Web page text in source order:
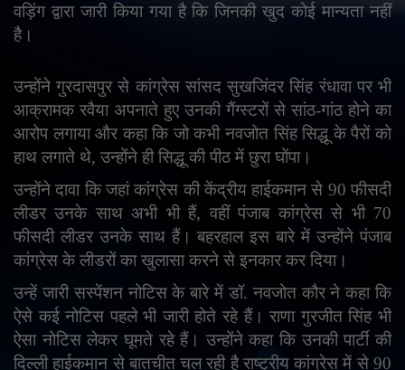
ई-पेपर
English Arabic
वड़िंग द्वारा जारी किया गया है कि जिनकी खुद कोई मान्यता नहीं
है।
उन्होंने गुरदासपुर से कांग्रेस सांसद सुखजिंदर सिंह रंधावा पर भी
आक्रामक रवैया अपनाते हुए उनकी गैंग्स्टरों से सांठ-गांठ होने का
आरोप लगाया और कहा कि जो कभी नवजोत सिंह सिद्धू के पैरों को
हाथ लगाते थे, उन्होंने ही सिद्धू की पीठ में छुरा घोंपा।
उन्होंने दावा कि जहां कांग्रेस की केंद्रीय हाईकमान से 90 फीसदी
लीडर उनके साथ अभी भी हैं, वहीं पंजाब कांग्रेस से भी 70
फीसदी लीडर उनके साथ हैं। बहरहाल इस बारे में उन्होंने पंजाब
कांग्रेस के लीडरों का खुलासा करने से इनकार कर दिया।
उन्हें जारी सस्पेंशन नोटिस के बारे में डॉ. नवजोत कौर ने कहा कि
ऐसे कई नोटिस पहले भी जारी होते रहे हैं। राणा गुरजीत सिंह भी
ऐसा नोटिस लेकर घूमते रहे हैं। उन्होंने कहा कि उनकी पार्टी की
दिल्ली हाईकमान से बातचीत चल रही है राष्ट्रीय कांग्रेस में से 90